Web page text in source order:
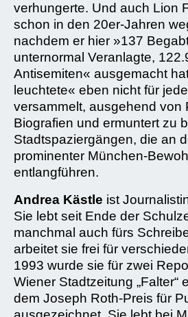
verhungerte. Und auch Lion
schon in den 20er-Jahren
nachdem er hier »137
unternormal Veranlagte,
Antisemiten« ausgemacht
leuchtete« eben nicht für
versammelt, ausgehend von
Biografien und ermuntert zu
Stadtspaziergängen, die an
prominenter München-
entlangführen.
Andrea Kästle ist
Sie lebt seit Ende der
manchmal auch fürs
arbeitet sie frei für
1993 wurde sie für zwei
Wiener Stadtzeitung „Falter“
dem Joseph Roth-Preis für